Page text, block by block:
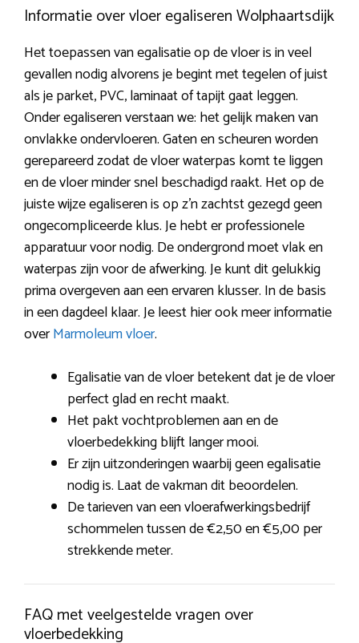
Informatie over vloer egaliseren Wolphaartsdijk
Het toepassen van egalisatie op de vloer is in veel
gevallen nodig alvorens je begint met tegelen of juist
als je parket, PVC, laminaat of tapijt gaat leggen.
Onder egaliseren verstaan we: het gelijk maken van
onvlakke ondervloeren. Gaten en scheuren worden
gerepareerd zodat de vloer waterpas komt te liggen
en de vloer minder snel beschadigd raakt. Het op de
juiste wijze egaliseren is op z’n zachtst gezegd geen
ongecompliceerde klus. Je hebt er professionele
apparatuur voor nodig. De ondergrond moet vlak en
waterpas zijn voor de afwerking. Je kunt dit gelukkig
prima overgeven aan een ervaren klusser. In de basis
in een dagdeel klaar. Je leest hier ook meer informatie
overMarmoleum vloer.
Egalisatie van de vloer betekent dat je de vloer
perfect glad en recht maakt.
Het pakt vochtproblemen aan en de
vloerbedekking blijft langer mooi.
Er zijn uitzonderingen waarbij geen egalisatie
nodig is. Laat de vakman dit beoordelen.
De tarieven van een vloerafwerkingsbedrijf
schommelen tussen de €2,50 en €5,00 per
strekkende meter.
FAQ met veelgestelde vragen over
vloerbedekking